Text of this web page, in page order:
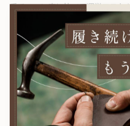
手チェーン店に比べて運営コスト
め、カカト修理や裏張りなどの
になる傾向があるからです。例え
の地域密着店では、迅速かつ低
ます。
さらに、駅近くの店舗やショッピ
ではキャンペーンや割引サービス
いので、事前にウェブサイトや口